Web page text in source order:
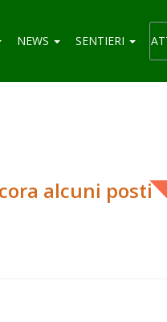
NEWS SENTIERI
alcuni posti